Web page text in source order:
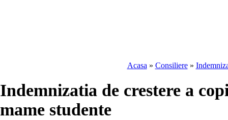
Acasa » Consiliere»
Indemnizatia de crestere a
mame studente